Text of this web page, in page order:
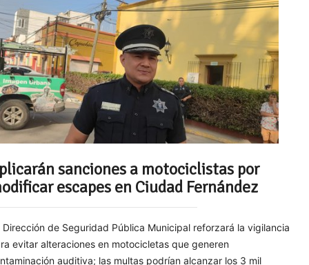
sanciones a motociclistas por
escapes en Ciudad Fernández
Dirección de Seguridad Pública Municipal reforzará la vigilancia
evitar alteraciones en motocicletas que generen
auditiva; las multas podrían alcanzar los 3 mil